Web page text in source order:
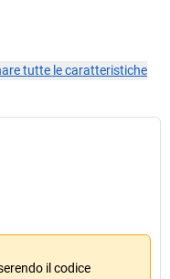
tutte le caratteristiche
il codice